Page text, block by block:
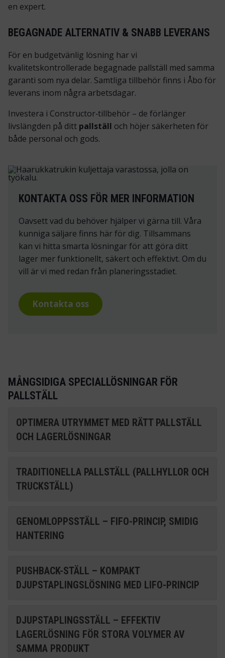
en expert.
BEGAGNADE ALTERNATIV & SNABB LEVERANS
För en budgetvänlig lösning har vi
kvalitetskontrollerade begagnade pallställ med samma
garanti som nya delar. Samtliga tillbehör finns i Åbo för
leverans inom några arbetsdagar.
Investera i Constructor‑tillbehör – de förlänger
livslängden på ditt pallställ och höjer säkerheten för
både personal och gods.
KONTAKTA OSS FÖR MER INFORMATION
Oavsett vad du behöver hjälper vi gärna till. Våra
kunniga säljare finns här för dig. Tillsammans
kan vi hitta smarta lösningar för att göra ditt
lager mer funktionellt, säkert och effektivt. Om du
vill är vi med redan från planeringsstadiet.
Kontakta oss
MÅNGSIDIGA SPECIALLÖSNINGAR FÖR
PALLSTÄLL
OPTIMERA UTRYMMET MED RÄTT PALLSTÄLL
OCH LAGERLÖSNINGAR
TRADITIONELLA PALLSTÄLL (PALLHYLLOR OCH
TRUCKSTÄLL)
GENOMLOPPSSTÄLL – FIFO-PRINCIP, SMIDIG
HANTERING
PUSHBACK-STÄLL – KOMPAKT
DJUPSTAPLINGSLÖSNING MED LIFO-PRINCIP
DJUPSTAPLINGSSTÄLL – EFFEKTIV
LAGERLÖSNING FÖR STORA VOLYMER AV
SAMMA PRODUKT